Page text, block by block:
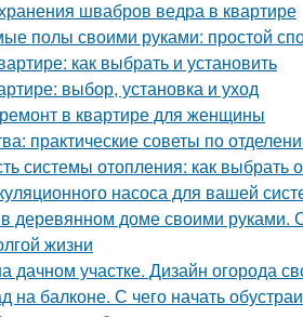
швабров ведра в квартире
полы своими руками: простой
как выбрать и установить
выбор, установка и уход
в квартире для женщины
практические советы по
системы отопления: как
насоса для вашей
в деревянном доме своими
жизни
дачном участке. Дизайн огорода
на балконе. С чего начать